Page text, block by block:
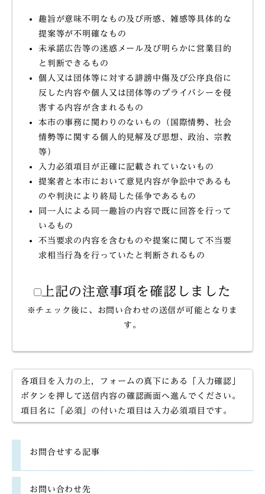
趣旨が意味不明なもの及び所感、雑感等具体的な
提案等が不明確なもの
未承諾広告等の迷惑メール及び明らかに営業目的
と判断できるもの
個人又は団体等に対する誹謗中傷及び公序良俗に
反した内容や個人又は団体等のプライバシーを侵
害する内容が含まれるもの
本市の事務に関わりのないもの（国際情勢、社会
情勢等に関する個人的見解及び思想、政治、宗教
等）
入力必須項目が正確に記載されていないもの
提案者と本市において意見内容が争訟中であるも
のや判決により終局した係争であるもの
同一人による同一趣旨の内容で既に回答を行って
いるもの
不当要求の内容を含むものや提案に関して不当要
求相当行為を行っていたと判断されるもの
上記の注意事項を確認しました
※チェック後に、お問い合わせの送信が可能となりま
す。
各項目を入力の上，フォームの真下にある「入力確認」
ボタンを押して送信内容の確認画面へ進んでください。
項目名に「必須」の付いた項目は入力必須項目です。
お問合せする記事
お問い合わせ先